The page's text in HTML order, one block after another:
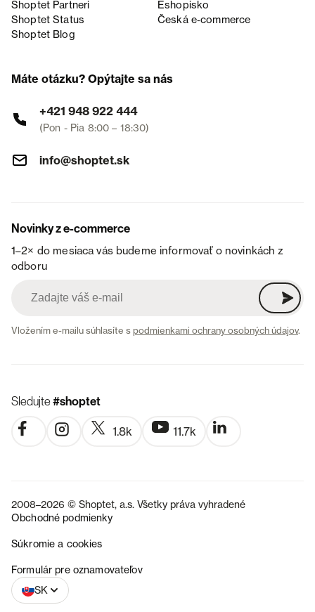
Shoptet Partneri
Eshopisko
Shoptet Status
Česká e‑commerce
Shoptet Blog
Máte otázku? Opýtajte sa nás
+421 948 922 444
(Pon - Pia 8:00 – 18:30)
info@shoptet.sk
Novinky z e-commerce
1–2× do mesiaca vás budeme informovať o novinkách z
odboru
Vložením e-mailu súhlasíte spodmienkami ochrany osobných údajov.
Sledujte#shoptet
1.8k 11.7k
2008–2026 © Shoptet, a.s. Všetky práva vyhradené
Obchodné podmienky
Súkromie a cookies
Formulár pre oznamovateľov
SK